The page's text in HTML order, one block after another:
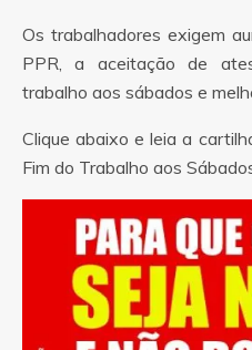
Os trabalhadores exigem
PPR, a aceitação de
trabalho aos sábados e
Clique abaixo e leia a
Fim do Trabalho aos